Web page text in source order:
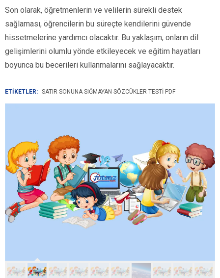
Son olarak, öğretmenlerin ve velilerin sürekli destek
sağlaması, öğrencilerin bu süreçte kendilerini güvende
hissetmelerine yardımcı olacaktır. Bu yaklaşım, onların dil
gelişimlerini olumlu yönde etkileyecek ve eğitim hayatları
boyunca bu becerileri kullanmalarını sağlayacaktır.
ETİKETLER: SATIR SONUNA SIĞMAYAN SÖZCÜKLER TESTI PDF